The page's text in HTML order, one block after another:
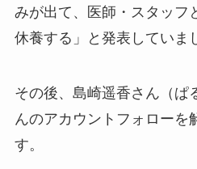
みが出て、医師・スタッフ
休養する」と発表していま
その後、島崎遥香さん（ぱ
んのアカウントフォローを
す。